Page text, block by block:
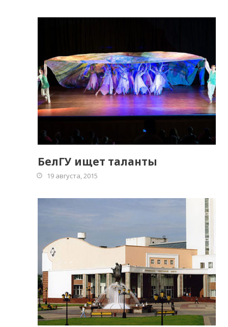
БелГУ ищет таланты
19 августа, 2015